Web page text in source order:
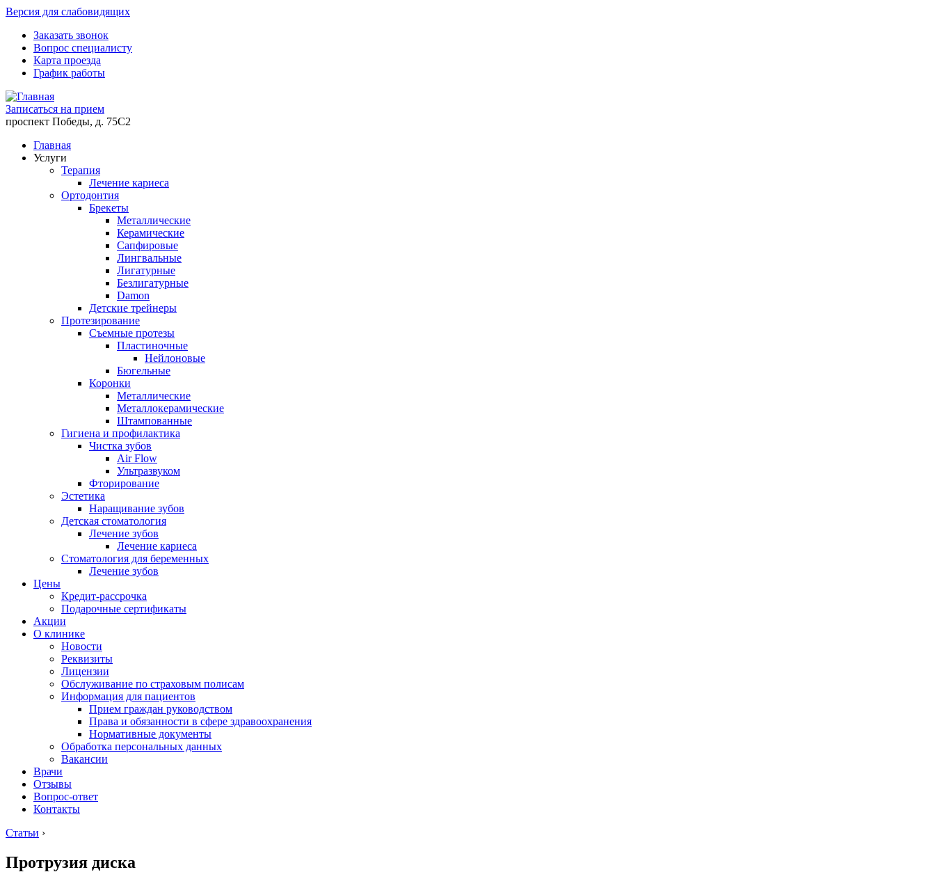
Версия для слабовидящих
Заказать звонок
Вопрос специалисту
Карта проезда
График работы
Записаться на прием
проспект Победы, д. 75C2
Главная
Услуги
Терапия
Лечение кариеса
Ортодонтия
Брекеты
Металлические
Керамические
Cапфировые
Лингвальные
Лигатурные
Безлигатурные
Damon
Детские трейнеры
Протезирование
Съемные протезы
Пластиночные
Нейлоновые
Бюгельные
Коронки
Металлические
Металлокерамические
Штампованные
Гигиена и профилактика
Чистка зубов
Air Flow
Ультразвуком
Фторирование
Эстетика
Наращивание зубов
Детская стоматология
Лечение зубов
Лечение кариеса
Стоматология для беременных
Лечение зубов
Цены
Кредит-рассрочка
Подарочные сертификаты
Акции
О клинике
Новости
Реквизиты
Лицензии
Обслуживание по страховым полисам
Информация для пациентов
Прием граждан руководством
Права и обязанности в сфере здравоохранения
Нормативные документы
Обработка персональных данных
Вакансии
Врачи
Отзывы
Вопрос-ответ
Контакты
Статьи ›
Протрузия диска